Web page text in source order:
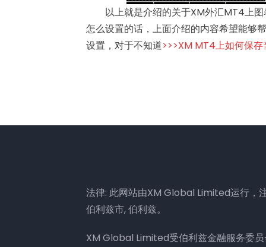
以上就是介绍的关于XM外汇MT4上图
怎么设置的话，上面介绍的内容希望能够
设置，对于不知道>>>XM MT4上如何保
法律: 此网站由XM Global Limited运行
伯利兹市, 伯利兹。
XM Global Limited受伯利兹金融服务委